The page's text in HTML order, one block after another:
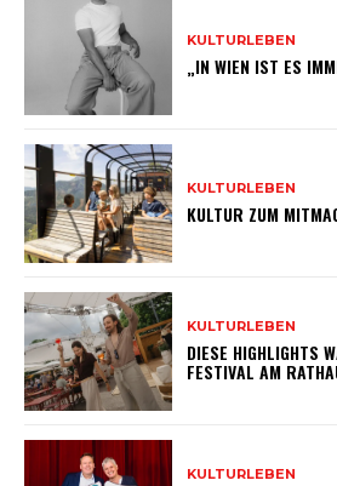
KULTURLEBEN
„IN WIEN IST ES
KULTURLEBEN
KULTUR ZUM
KULTURLEBEN
DIESE HIGHLIGHTS
FESTIVAL AM
KULTURLEBEN